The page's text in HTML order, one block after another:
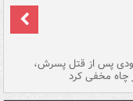
پس از قتل پسرش،
چاه مخفی کرد